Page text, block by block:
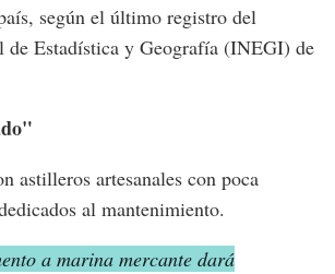
según el último registro del
de Estadística y Geografía (INEGI) de
astilleros artesanales con poca
al mantenimiento.
a marina mercante dará